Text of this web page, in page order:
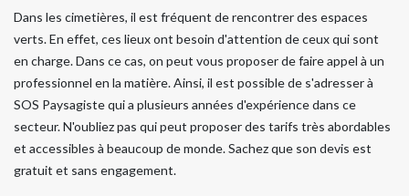
Dans les cimetières, il est fréquent de rencontrer des espaces
verts. En effet, ces lieux ont besoin d'attention de ceux qui sont
en charge. Dans ce cas, on peut vous proposer de faire appel à un
professionnel en la matière. Ainsi, il est possible de s'adresser à
SOS Paysagiste qui a plusieurs années d'expérience dans ce
secteur. N'oubliez pas qui peut proposer des tarifs très abordables
et accessibles à beaucoup de monde. Sachez que son devis est
gratuit et sans engagement.